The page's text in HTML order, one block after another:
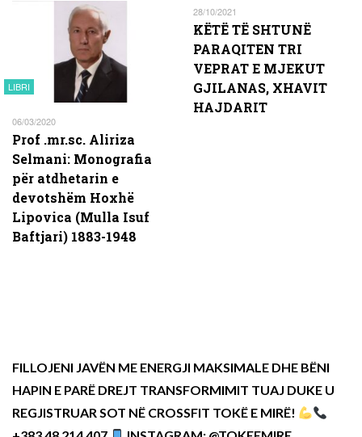
LIBRI
06/03/2020
Prof .mr.sc. Aliriza
Selmani: Monografia
për atdhetarin e
devotshëm Hoxhë
Lipovica (Mulla Isuf
Baftjari) 1883-1948
28/10/2021
KËTË TË SHTUNË
PARAQITEN TRI
VEPRAT E MJEKUT
GJILANAS, XHAVIT
HAJDARIT
FILLOJENI JAVËN ME ENERGJI MAKSIMALE DHE BËNI
HAPIN E PARË DREJT TRANSFORMIMIT TUAJ DUKE U
REGJISTRUAR SOT NË CROSSFIT TOKË E MIRË!